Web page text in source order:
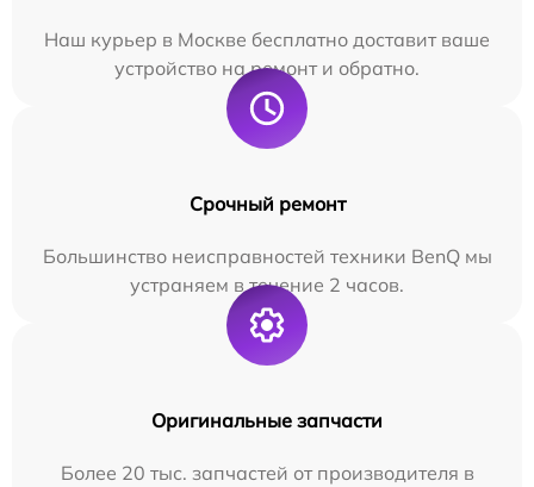
Наш курьер в Москве бесплатно доставит ваше
устройство на ремонт и обратно.
Срочный ремонт
Большинство неисправностей техники BenQ мы
устраняем в течение 2 часов.
Оригинальные запчасти
Более 20 тыс. запчастей от производителя в